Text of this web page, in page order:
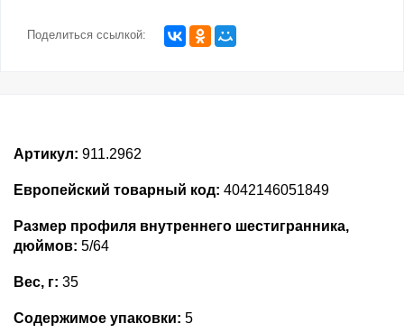
Поделиться ссылкой:
Артикул: 911.2962
Европейский товарный код: 4042146051849
Размер профиля внутреннего шестигранника,
дюймов: 5/64
Вес, г: 35
Содержимое упаковки: 5